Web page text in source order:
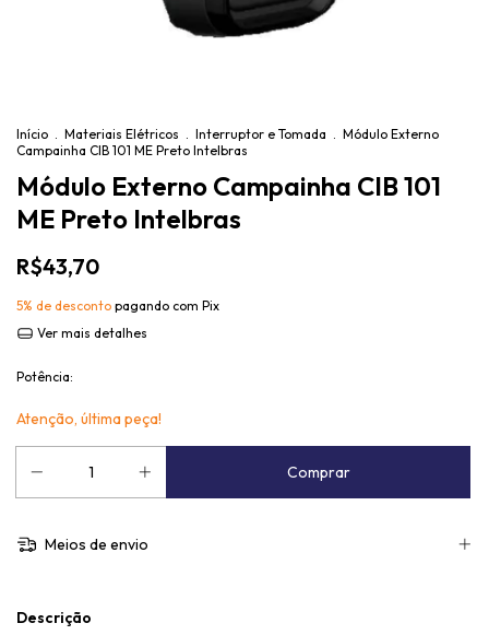
Início . Materiais Elétricos . Interruptor e Tomada . Módulo Externo
Campainha CIB 101 ME Preto Intelbras
Módulo Externo Campainha CIB 101
ME Preto Intelbras
R$43,70
5% de desconto pagando com Pix
Ver mais detalhes
Potência:
Atenção, última peça!
Meios de envio
Descrição